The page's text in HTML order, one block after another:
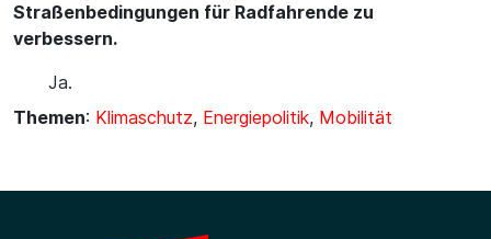
Straßenbedingungen für Radfahrende zu
verbessern.
Ja.
Themen: Klimaschutz, Energiepolitik, Mobilität